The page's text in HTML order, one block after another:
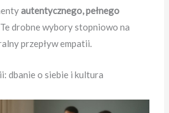
autentycznego, pełnego
Te drobne wybory stopniowo na
przepływ empatii.
dbanie o siebie i kultura